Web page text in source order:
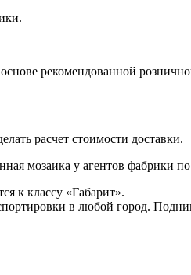
рекомендованной
расчет стоимости доставки.
мозаика у агентов фабрики по
к классу «Габарит».
в любой город.